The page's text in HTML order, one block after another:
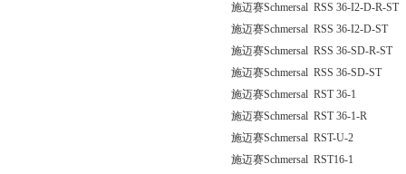
施迈赛Schmersal RSS 36-I2-D-R-ST
施迈赛Schmersal RSS 36-I2-D-ST
施迈赛Schmersal RSS 36-SD-R-ST
施迈赛Schmersal RSS 36-SD-ST
施迈赛Schmersal RST 36-1
施迈赛Schmersal RST 36-1-R
施迈赛Schmersal RST-U-2
施迈赛Schmersal RST16-1